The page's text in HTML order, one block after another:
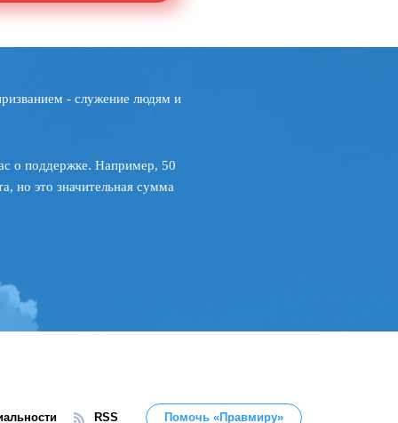
- служение людям и
о поддержке. Например, 50
но это значительная сумма
RSS Помочь «Правмиру»